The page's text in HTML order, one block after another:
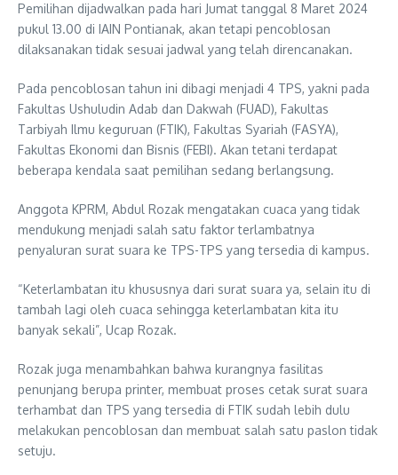
Pemilihan dijadwalkan pada hari Jumat tanggal 8 Maret 2024
pukul 13.00 di IAIN Pontianak, akan tetapi pencoblosan
dilaksanakan tidak sesuai jadwal yang telah direncanakan.
Pada pencoblosan tahun ini dibagi menjadi 4 TPS, yakni pada
Fakultas Ushuludin Adab dan Dakwah (FUAD), Fakultas
Tarbiyah Ilmu keguruan (FTIK), Fakultas Syariah (FASYA),
Fakultas Ekonomi dan Bisnis (FEBI). Akan tetani terdapat
beberapa kendala saat pemilihan sedang berlangsung.
Anggota KPRM, Abdul Rozak mengatakan cuaca yang tidak
mendukung menjadi salah satu faktor terlambatnya
penyaluran surat suara ke TPS-TPS yang tersedia di kampus.
“Keterlambatan itu khususnya dari surat suara ya, selain itu di
tambah lagi oleh cuaca sehingga keterlambatan kita itu
banyak sekali”, Ucap Rozak.
Rozak juga menambahkan bahwa kurangnya fasilitas
penunjang berupa printer, membuat proses cetak surat suara
terhambat dan TPS yang tersedia di FTIK sudah lebih dulu
melakukan pencoblosan dan membuat salah satu paslon tidak
setuju.